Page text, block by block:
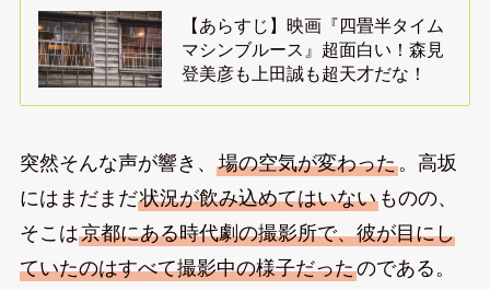
【あらすじ】映画『四畳半タイム
マシンブルース』超面白い！森見
登美彦も上田誠も超天才だな！
突然そんな声が響き、 場の空気が変わった。高坂
にはまだまだ状況が飲み込めてはいないものの、
そこは京都にある時代劇の撮影所で、彼が目にし
ていたのはすべて撮影中の様子だったのである。